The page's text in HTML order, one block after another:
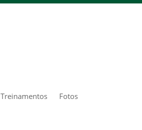
Treinamentos
Fotos